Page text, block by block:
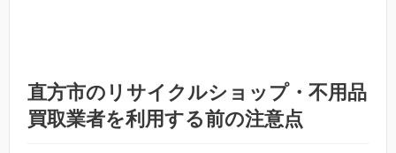
直方市のリサイクルショップ・不用品
買取業者を利用する前の注意点